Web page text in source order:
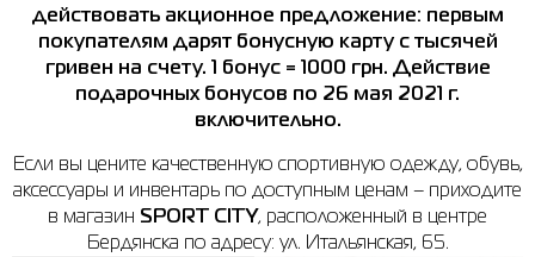
действовать акционное предложение: первым
покупателям дарят бонусную карту с тысячей
гривен на счету. 1 бонус = 1000 грн. Действие
подарочных бонусов по 26 мая 2021 г.
включительно.
Если вы цените качественную спортивную одежду, обувь,
аксессуары и инвентарь по доступным ценам – приходите
в магазин SPORT CITY, расположенный в центре
Бердянска по адресу: ул. Итальянская, 65.